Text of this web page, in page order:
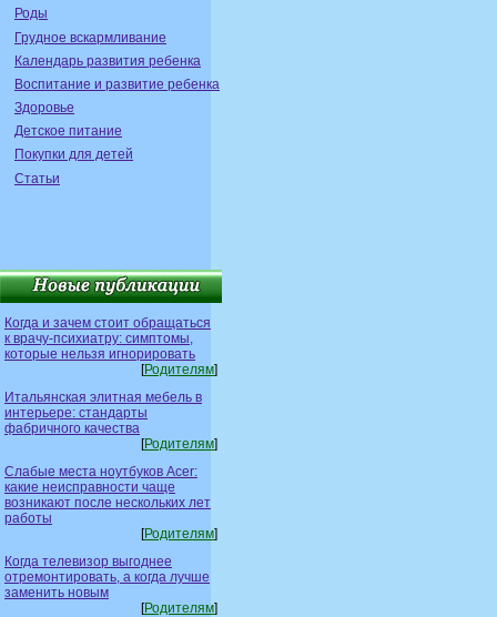
Роды
Грудное вскармливание
Календарь развития ребенка
Воспитание и развитие ребенка
Здоровье
Детское питание
Покупки для детей
Статьи
Когда и зачем стоит обращаться
к врачу-психиатру: симптомы,
которые нельзя игнорировать
[Родителям]
Итальянская элитная мебель в
интерьере: стандарты
фабричного качества
[Родителям]
Слабые места ноутбуков Acer:
какие неисправности чаще
возникают после нескольких лет
работы
[Родителям]
Когда телевизор выгоднее
отремонтировать, а когда лучше
заменить новым
[Родителям]